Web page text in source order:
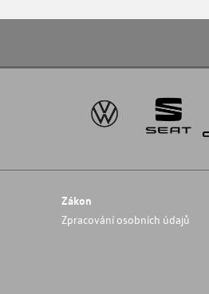
Zákon
Zpracování osobních údajů